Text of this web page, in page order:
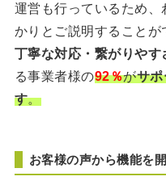
運営も行っているため
かりとご説明することが
丁寧な対応・繋がりやす
る事業者様の92％がサ
す。
お客様の声から機能を